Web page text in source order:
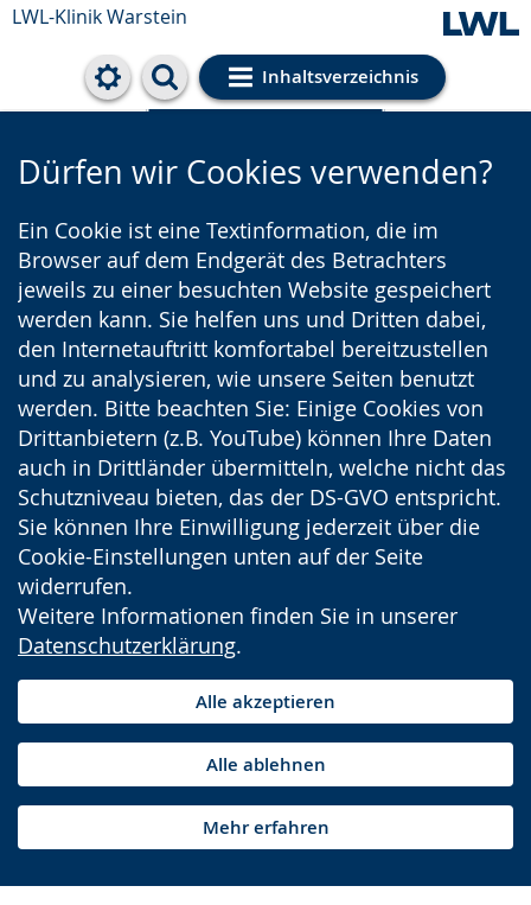
LWL-Klinik Warstein
Inhaltsverzeichnis
Cookie-Einstellungen
Dürfen wir Cookies verwenden?
Ein Cookie ist eine Textinformation, die im
Browser auf dem Endgerät des Betrachters
jeweils zu einer besuchten Website gespeichert
werden kann. Sie helfen uns und Dritten dabei,
den Internetauftritt komfortabel bereitzustellen
und zu analysieren, wie unsere Seiten benutzt
werden. Bitte beachten Sie: Einige Cookies von
Drittanbietern (z.B. YouTube) können Ihre Daten
auch in Drittländer übermitteln, welche nicht das
Schutzniveau bieten, das der DS-GVO entspricht.
Sie können Ihre Einwilligung jederzeit über die
Cookie-Einstellungen unten auf der Seite
widerrufen.
Weitere Informationen finden Sie in unserer
Datenschutzerklärung.
Alle akzeptieren
Alle ablehnen
Mehr erfahren